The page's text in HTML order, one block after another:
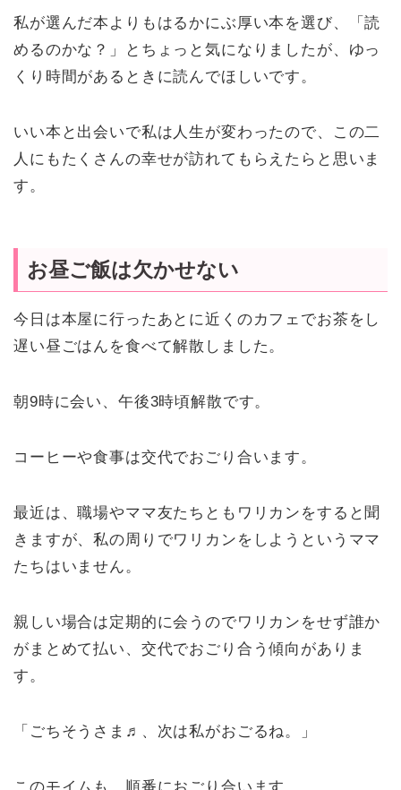
私が選んだ本よりもはるかにぶ厚い本を選び、「読
めるのかな？」とちょっと気になりましたが、ゆっ
くり時間があるときに読んでほしいです。
いい本と出会いで私は人生が変わったので、この二
人にもたくさんの幸せが訪れてもらえたらと思いま
す。
お昼ご飯は欠かせない
今日は本屋に行ったあとに近くのカフェでお茶をし
遅い昼ごはんを食べて解散しました。
朝9時に会い、午後3時頃解散です。
コーヒーや食事は交代でおごり合います。
最近は、職場やママ友たちともワリカンをすると聞
きますが、私の周りでワリカンをしようというママ
たちはいません。
親しい場合は定期的に会うのでワリカンをせず誰か
がまとめて払い、交代でおごり合う傾向がありま
す。
「ごちそうさま♬、次は私がおごるね。」